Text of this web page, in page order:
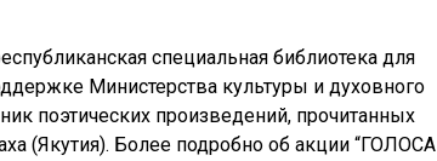
специальная библиотека для
Министерства культуры и духовного
поэтических произведений, прочитанных
(Якутия). Более подробно об акции “ГОЛОСА